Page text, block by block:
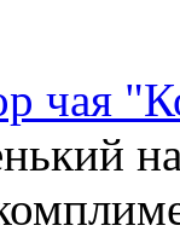
чая